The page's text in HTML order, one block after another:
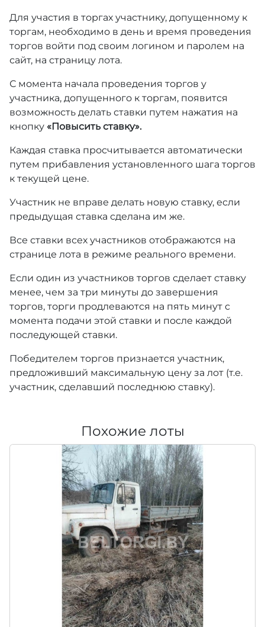
Для участия в торгах участнику, допущенному к
торгам, необходимо в день и время проведения
торгов войти под своим логином и паролем на
сайт, на страницу лота.
С момента начала проведения торгов у
участника, допущенного к торгам, появится
возможность делать ставки путем нажатия на
кнопку «Повысить ставку».
Каждая ставка просчитывается автоматически
путем прибавления установленного шага торгов
к текущей цене.
Участник не вправе делать новую ставку, если
предыдущая ставка сделана им же.
Все ставки всех участников отображаются на
странице лота в режиме реального времени.
Если один из участников торгов сделает ставку
менее, чем за три минуты до завершения
торгов, торги продлеваются на пять минут с
момента подачи этой ставки и после каждой
последующей ставки.
Победителем торгов признается участник,
предложивший максимальную цену за лот (т.е.
участник, сделавший последнюю ставку).
Похожие лоты